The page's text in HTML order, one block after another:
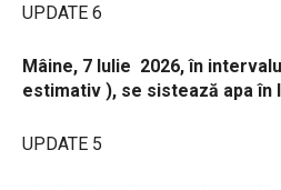
UPDATE 6
Mâine, 7 Iulie 2026, în
estimativ ), se sistează apa în
UPDATE 5